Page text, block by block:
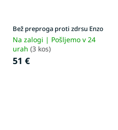
Bež preproga proti zdrsu Enzo
Na zalogi | Pošljemo v 24
urah (3 kos)
51 €